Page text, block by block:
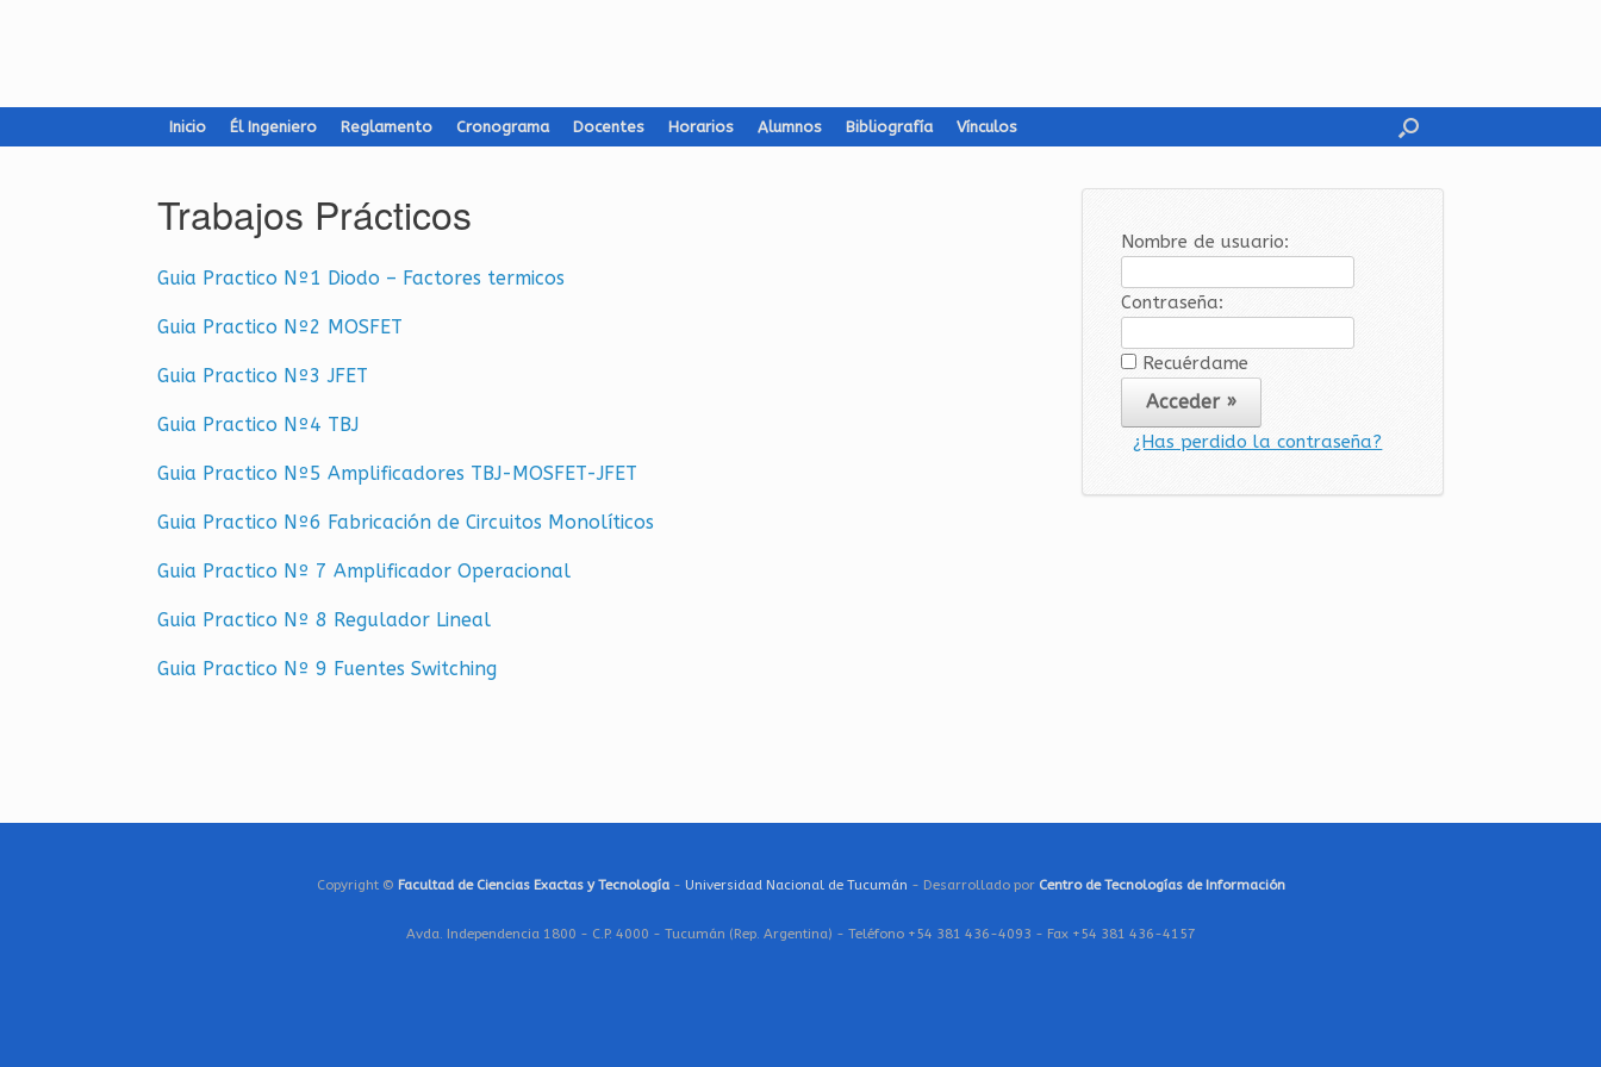
Inicio Él Ingeniero Reglamento Cronograma Docentes Horarios Alumnos Bibliografía Vínculos
Trabajos Prácticos
Guia Prac­ti­co Nº1 Diodo – Fac­to­res ter­mi­cos
Guia Prac­ti­co Nº2 MOS­FET
Guia Prac­ti­co Nº3 JFET
Guia Prac­ti­co Nº4 TBJ
Guia Prac­ti­co Nº5 Am­pli­fi­ca­do­res TBJ-MOS­FET-JFET
Guia Prac­ti­co Nº6 Fa­bri­ca­ción de Cir­cui­tos Mo­no­lí­ti­cos
Guia Prac­ti­co Nº 7 Am­pli­fi­ca­dor Ope­ra­cio­nal
Guia Prac­ti­co Nº 8 Re­gu­la­dor Li­neal
Guia Prac­ti­co Nº 9 Fuen­tes Swit­ching
Nombre de usuario:
Contraseña:
Recuérdame
¿Has perdido la contraseña?
Copyright © Facultad de Ciencias Exactas y Tecnología- Universidad Nacional de Tucumán - Desarrollado por Centro de Tecnologías de Información
Avda. Independencia 1800 - C.P. 4000 - Tucumán (Rep. Argentina) - Teléfono +54 381 436-4093 - Fax +54 381 436-4157